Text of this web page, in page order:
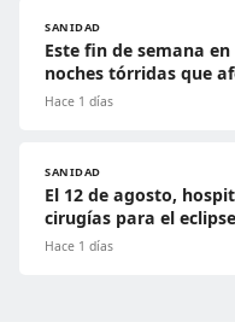
SANIDAD
Este fin de semana
noches tórridas que
Hace 1 días
SANIDAD
El 12 de agosto,
cirugías para el eclipse
Hace 1 días